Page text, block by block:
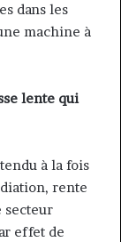
dans les
machine à
lente qui
à la fois
rente
secteur
effet de